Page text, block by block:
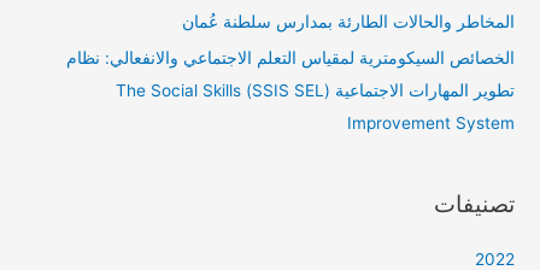
المخاطر والحالات الطارئة بمدارس سلطنة عُمان
الخصائص السيكومترية لمقياس التعلم الاجتماعي والانفعالي: نظام
تطوير المهارات الاجتماعية (SSIS SEL) The Social Skills
Improvement System
تصنيفات
2022